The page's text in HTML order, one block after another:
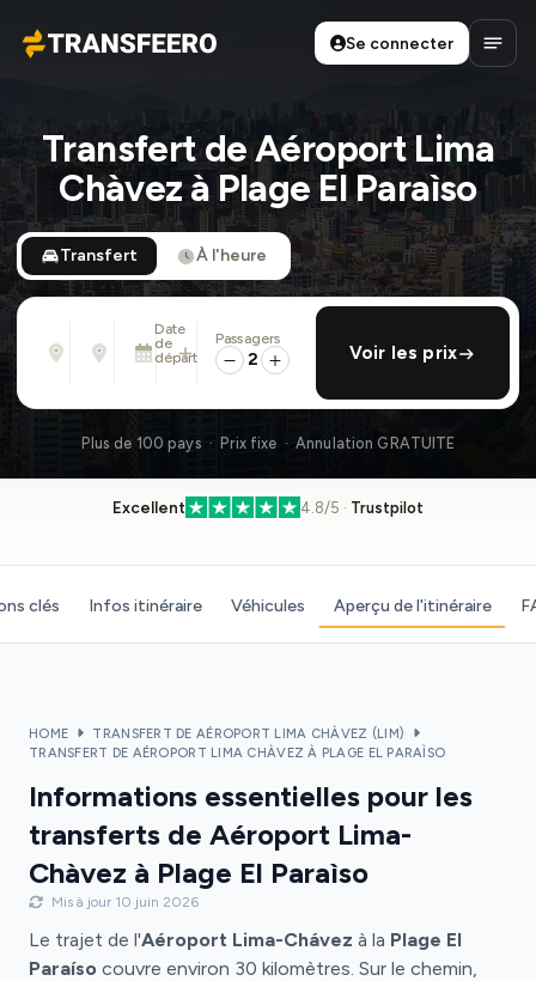
Transfeero
Se connecter
Transfert de Aéroport Lima
Chàvez à Plage El Paraìso
Transfert À l'heure
Adresse, aéroport, hôtel, ...
Adresse, aéroport, hôtel, ...
Date
de
départ
Sam. 8 Août · 01:45 PM
ajouter retour
Passagers
2 Voir les prix
Plus de 100 pays · Prix fixe · Annulation GRATUITE
Excellent 4.8/5 · Trustpilot
clés Infos itinéraire Véhicules Aperçu de l'itinéraire
HOME
TRANSFERT DE AÉROPORT LIMA CHÀVEZ (LIM)
TRANSFERT DE AÉROPORT LIMA CHÀVEZ À PLAGE EL PARAÌSO
Informations essentielles pour les
transferts de Aéroport Lima-
Chàvez à Plage El Paraìso
Mis à jour 10 juin 2026
Le trajet de l'Aéroport Lima-Chávez à la Plage El
Paraíso couvre environ 30 kilomètres. Sur le chemin,